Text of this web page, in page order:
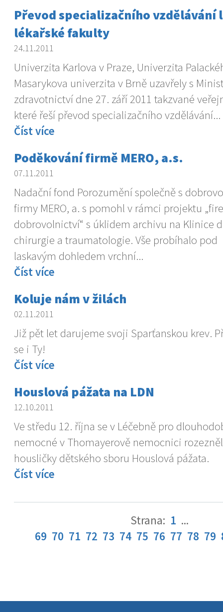
Převod specializačního vzdělávání
lékařské fakulty
24.11.2011
Univerzita Karlova v Praze, Univerzita
Masarykova univerzita v Brně uzavřely s
zdravotnictví dne 27. září 2011 takzvané
které řeší převod specializačního vzdělávání...
Číst více
Poděkování firmě MERO, a.s.
07.11.2011
Nadační fond Porozumění společně s
firmy MERO, a. s pomohl v rámci projektu
dobrovolnictví“ s úklidem archivu na Klinice
chirurgie a traumatologie. Vše probíhalo pod
laskavým dohledem vrchní...
Číst více
Koluje nám v žilách
02.11.2011
Již pět let darujeme svoji Sparťanskou krev.
se i Ty!
Číst více
Houslová pážata na LDN
12.10.2011
Ve středu 12. října se v Léčebně pro
nemocné v Thomayerově nemocnici
housličky dětského sboru Houslová pážata.
Číst více
Strana: 1 ...
69 70 71 72 73 74 75 76 77 78 79